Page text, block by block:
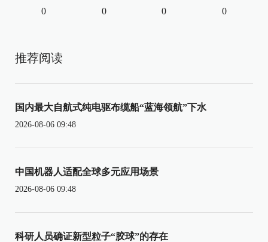
0 0 0 0
推荐阅读
国内最大自航式纯电驱布缆船“蓝海领航”下水
2026-08-06 09:48
中国机器人适配全球多元应用场景
2026-08-06 09:48
科研人员确证新型粒子“胶球”的存在